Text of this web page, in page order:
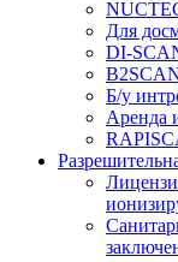
Для
DI-
Б/у
Аренда